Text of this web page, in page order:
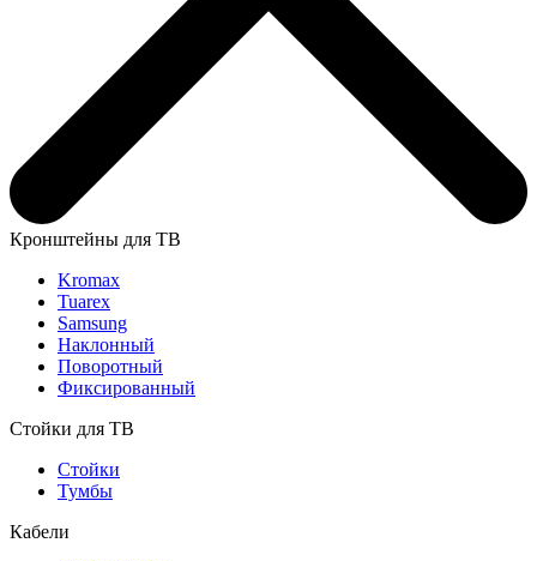
Кронштейны для ТВ
Kromax
Tuarex
Samsung
Наклонный
Поворотный
Фиксированный
Стойки для ТВ
Стойки
Тумбы
Кабели